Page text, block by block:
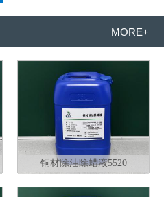
MORE+
铜材除油除蜡液5520